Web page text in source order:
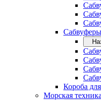
Короба
Морская техника